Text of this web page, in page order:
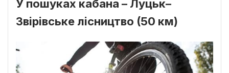
У пошуках кабана – Луцьк–
Звірівське лісництво (50 км)